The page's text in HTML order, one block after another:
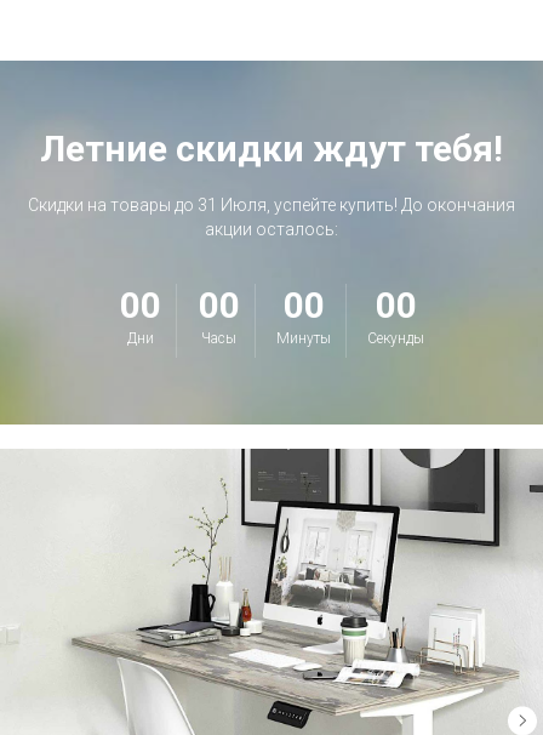
Летние скидки ждут тебя!
Скидки на товары до 31 Июля, успейте купить! До окончания
акции осталось:
00
Дни
00
Часы
00
Минуты
00
Секунды